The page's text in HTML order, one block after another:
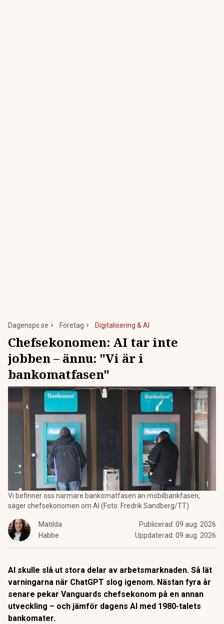
Dagensps.se Företag Digitalisering & AI
Chefsekonomen: AI tar inte
jobben – ännu: "Vi är i
bankomatfasen"
Vi befinner oss närmare bankomatfasen än mobilbankfasen,
säger chefsekonomen om AI (Foto: Fredrik Sandberg/TT)
Matilda
Habbe
Publicerad: 09 aug. 2026
Uppdaterad: 09 aug. 2026
AI skulle slå ut stora delar av arbetsmarknaden. Så lät
varningarna när ChatGPT slog igenom. Nästan fyra år
senare pekar Vanguards chefsekonom på en annan
utveckling – och jämför dagens AI med 1980-talets
bankomater.